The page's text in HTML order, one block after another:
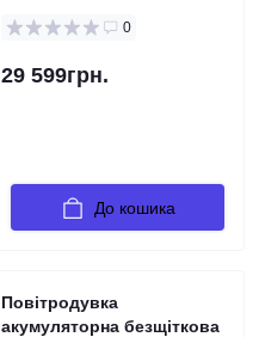
0
29 599грн.
До кошика
Повітродувка
акумуляторна безщіткова